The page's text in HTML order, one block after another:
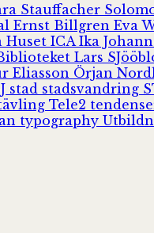
Stauffacher
Ernst Billgren Eva
Huset ICA Ika
Lars
Eliasson Örjan
stad stadsvandring
Tele2
typography